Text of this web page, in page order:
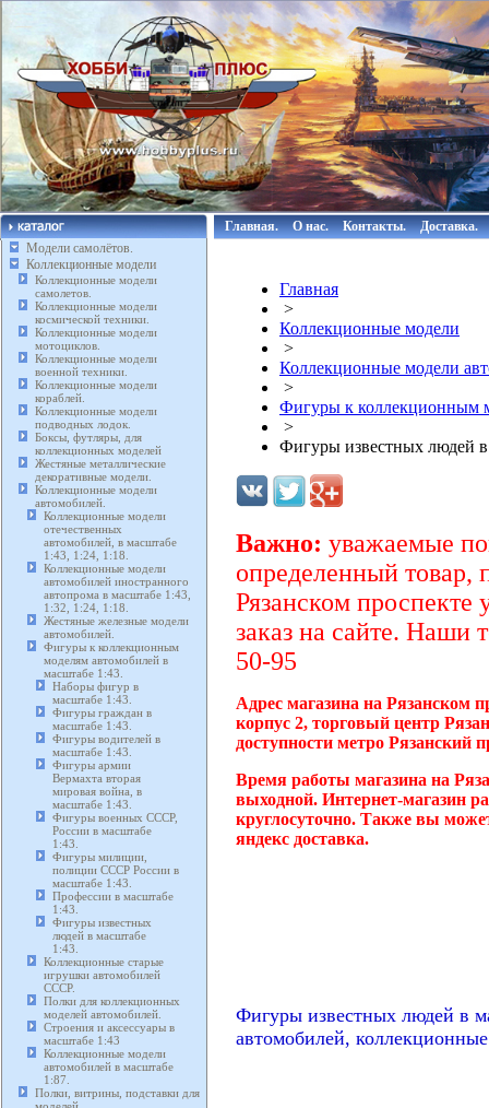
Модели самолётов.
Коллекционные модели
Коллекционные модели
самолетов.
Коллекционные модели
космической техники.
Коллекционные модели
мотоциклов.
Коллекционные модели
военной техники.
Коллекционные модели
кораблей.
Коллекционные модели
подводных лодок.
Боксы, футляры, для
коллекционных моделей
Жестяные металлические
декоративные модели.
Коллекционные модели
автомобилей.
Коллекционные модели
отечественных
автомобилей, в масштабе
1:43, 1:24, 1:18.
Коллекционные модели
автомобилей иностранного
автопрома в масштабе 1:43,
1:32, 1:24, 1:18.
Жестяные железные модели
автомобилей.
Фигуры к коллекционным
моделям автомобилей в
масштабе 1:43.
Наборы фигур в
масштабе 1:43.
Фигуры граждан в
масштабе 1:43.
Фигуры водителей в
масштабе 1:43.
Фигуры армии
Вермахта вторая
мировая война, в
масштабе 1:43.
Фигуры военных СССР,
России в масштабе
1:43.
Фигуры милиции,
полиции СССР России в
масштабе 1:43.
Профессии в масштабе
1:43.
Фигуры известных
людей в масштабе
1:43.
Коллекционные старые
игрушки автомобилей
СССР.
Полки для коллекционных
моделей автомобилей.
Строения и аксессуары в
масштабе 1:43
Коллекционные модели
автомобилей в масштабе
1:87.
Полки, витрины, подставки для
Главная. О нас. Контакты. Доставка.
Главная
>
Коллекционные модели
>
Коллекционные модели
>
Фигуры к коллекционным
>
Фигуры известных людей
Важно: уважаемые
определенный товар,
Рязанском проспекте
заказ на сайте. Наши
50-95
Адрес магазина на Рязанском
корпус 2, торговый центр
доступности метро Рязанский
Время работы магазина на
выходной. Интернет-магазин
круглосуточно. Также вы
яндекс доставка.
Фигуры известных людей в
автомобилей,